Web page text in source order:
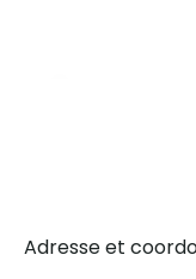
Adresse et